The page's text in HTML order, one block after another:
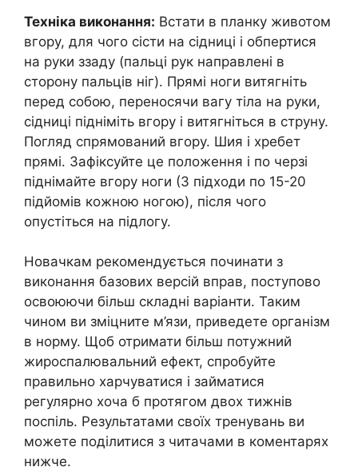
Техніка виконання: Встати в планку животом
вгору, для чого сісти на сідниці і обпертися
на руки ззаду (пальці рук направлені в
сторону пальців ніг). Прямі ноги витягніть
перед собою, переносячи вагу тіла на руки,
сідниці підніміть вгору і витягніться в струну.
Погляд спрямований вгору. Шия і хребет
прямі. Зафіксуйте це положення і по черзі
піднімайте вгору ноги (3 підходи по 15-20
підйомів кожною ногою), після чого
опустіться на підлогу.
Новачкам рекомендується починати з
виконання базових версій вправ, поступово
освоюючи більш складні варіанти. Таким
чином ви зміцните м’язи, приведете організм
в норму. Щоб отримати більш потужний
жироспалювальний ефект, спробуйте
правильно харчуватися і займатися
регулярно хоча б протягом двох тижнів
поспіль. Результатами своїх тренувань ви
можете поділитися з читачами в коментарях
нижче.